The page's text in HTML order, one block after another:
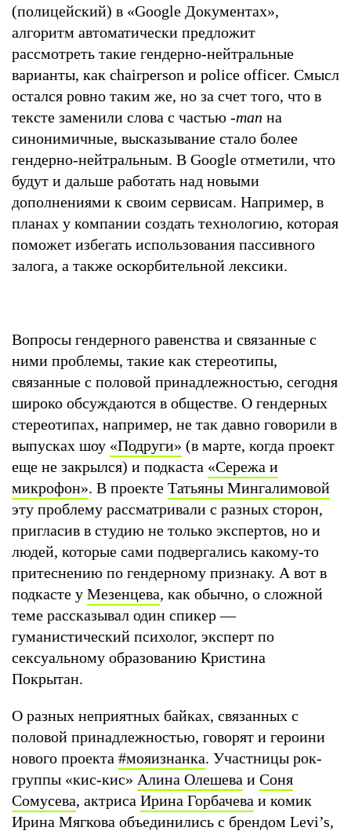
(полицейский) в «Google Документах»,
алгоритм автоматически предложит
рассмотреть такие гендерно-нейтральные
варианты, как chairperson и police officer. Смысл
остался ровно таким же, но за счет того, что в
тексте заменили слова с частью -man на
синонимичные, высказывание стало более
гендерно-нейтральным. В Google отметили, что
будут и дальше работать над новыми
дополнениями к своим сервисам. Например, в
планах у компании создать технологию, которая
поможет избегать использования пассивного
залога, а также оскорбительной лексики.
Вопросы гендерного равенства и связанные с
ними проблемы, такие как стереотипы,
связанные с половой принадлежностью, сегодня
широко обсуждаются в обществе. О гендерных
стереотипах, например, не так давно говорили в
выпусках шоу «Подруги» (в марте, когда проект
еще не закрылся) и подкаста «Сережа и
микрофон». В проекте Татьяны Мингалимовой
эту проблему рассматривали с разных сторон,
пригласив в студию не только экспертов, но и
людей, которые сами подвергались какому-то
притеснению по гендерному признаку. А вот в
подкасте у Мезенцева, как обычно, о сложной
теме рассказывал один спикер —
гуманистический психолог, эксперт по
сексуальному образованию Кристина
Покрытан.
О разных неприятных байках, связанных с
половой принадлежностью, говорят и героини
нового проекта #мояизнанка. Участницы рок-
группы «кис-кис» Алина Олешева и Соня
Сомусева, актриса Ирина Горбачева и комик
Ирина Мягкова объединились с брендом Levi’s,